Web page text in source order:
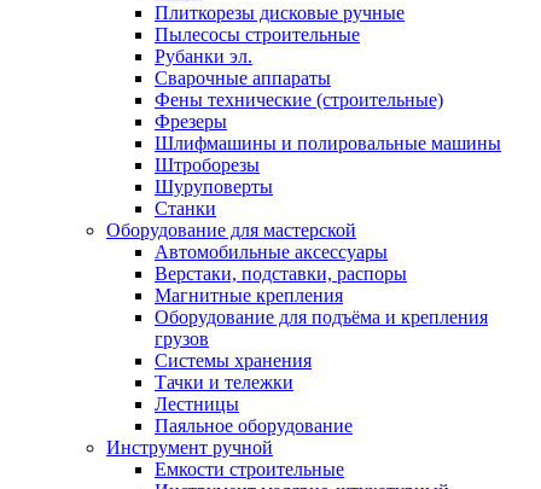
Плиткорезы дисковые ручные
Пылесосы строительные
Рубанки эл.
Сварочные аппараты
Фены технические (строительные)
Фрезеры
Шлифмашины и полировальные машины
Штроборезы
Шуруповерты
Станки
Оборудование для мастерской
Автомобильные аксессуары
Верстаки, подставки, распоры
Магнитные крепления
Оборудование для подъёма и крепления
грузов
Системы хранения
Тачки и тележки
Лестницы
Паяльное оборудование
Инструмент ручной
Емкости строительные